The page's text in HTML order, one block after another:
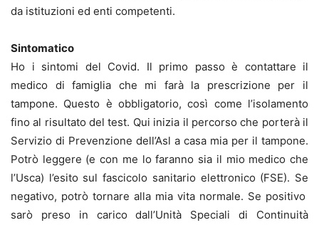
da istituzioni ed enti competenti.
Sintomatico
Ho i sintomi del Covid. Il primo passo è contattare il
medico di famiglia che mi farà la prescrizione per il
tampone. Questo è obbligatorio, così come l’isolamento
fino al risultato del test. Qui inizia il percorso che porterà il
Servizio di Prevenzione dell’Asl a casa mia per il tampone.
Potrò leggere (e con me lo faranno sia il mio medico che
l’Usca) l’esito sul fascicolo sanitario elettronico (FSE). Se
negativo, potrò tornare alla mia vita normale. Se positivo
sarò preso in carico dall’Unità Speciali di Continuità